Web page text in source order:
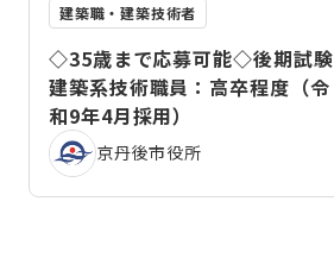
建築職・建築技術者
◇35歳まで応募可能◇後期試験
建築系技術職員：高卒程度（令
和9年4月採用）
京丹後市役所